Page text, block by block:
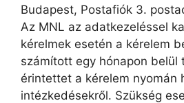
Budapest, Postafiók 3.
Az MNL az adatkezeléssel
kérelmek esetén a kérelem
számított egy hónapon belül
érintettet a kérelem nyomán
intézkedésekről. Szükség